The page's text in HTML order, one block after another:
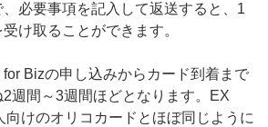
必要事項を記入して返送すると、1
け取ることができます。
Bizの申し込みからカード到着まで
週間～3週間ほどとなります。EX
向けのオリコカードとほぼ同じように